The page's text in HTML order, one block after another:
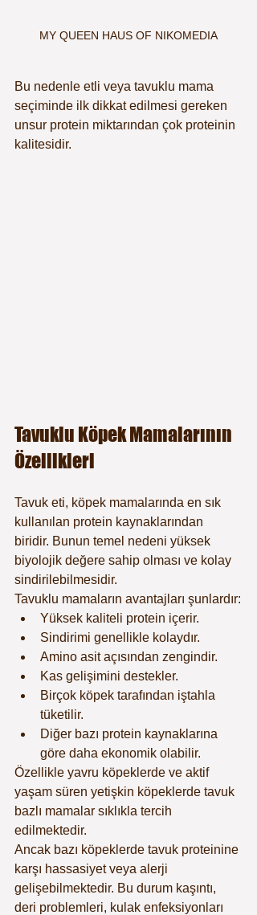
MY QUEEN HAUS OF NIKOMEDIA
Bu nedenle etli veya tavuklu mama
seçiminde ilk dikkat edilmesi gereken
unsur protein miktarından çok proteinin
kalitesidir.
Tavuklu Köpek Mamalarının
Özellikleri
Tavuk eti, köpek mamalarında en sık
kullanılan protein kaynaklarından
biridir. Bunun temel nedeni yüksek
biyolojik değere sahip olması ve kolay
sindirilebilmesidir.
Tavuklu mamaların avantajları şunlardır:
Yüksek kaliteli protein içerir.
Sindirimi genellikle kolaydır.
Amino asit açısından zengindir.
Kas gelişimini destekler.
Birçok köpek tarafından iştahla
tüketilir.
Diğer bazı protein kaynaklarına
göre daha ekonomik olabilir.
Özellikle yavru köpeklerde ve aktif
yaşam süren yetişkin köpeklerde tavuk
bazlı mamalar sıklıkla tercih
edilmektedir.
Ancak bazı köpeklerde tavuk proteinine
karşı hassasiyet veya alerji
gelişebilmektedir. Bu durum kaşıntı,
deri problemleri, kulak enfeksiyonları